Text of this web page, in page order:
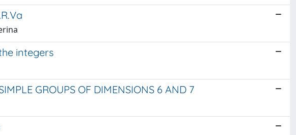
integers
GROUPS OF DIMENSIONS 6 AND 7